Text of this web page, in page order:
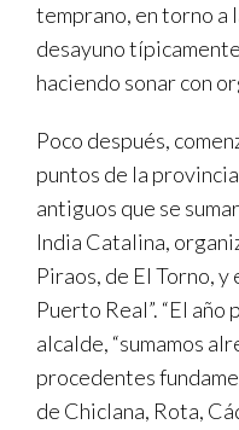
temprano, en torno a
desayuno
haciendo sonar con
Poco después,
puntos de la
antiguos que se
India Catalina,
Piraos, de El Torno,
Puerto Real”. “El año
alcalde, “sumamos
procedentes
de Chiclana, Rota,